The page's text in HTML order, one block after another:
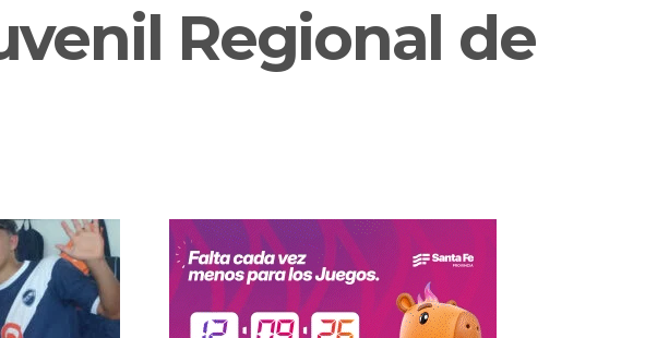
Regional de